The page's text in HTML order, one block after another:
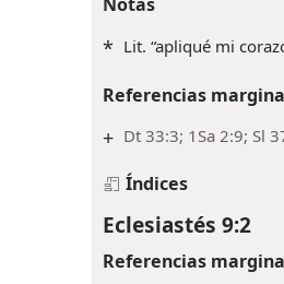
* Lit. “apliqué mi
Referencias
+ Dt 33:3; 1Sa 2:9; Sl
Índices
Eclesiastés 9:2
Referencias